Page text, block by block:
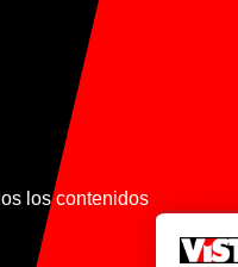
los contenidos